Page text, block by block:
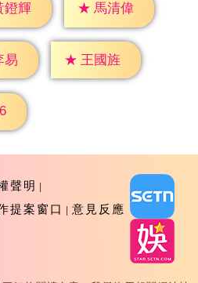
鐙輝 ★ 馬清偉
易 ★ 王國旌
聲明
提案窗口 意見反應